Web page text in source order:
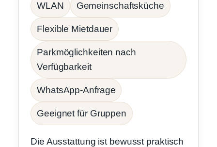
WLAN Gemeinschaftsküche
Flexible Mietdauer
Parkmöglichkeiten nach
Verfügbarkeit
WhatsApp-Anfrage
Geeignet für Gruppen
Die Ausstattung ist bewusst praktisch